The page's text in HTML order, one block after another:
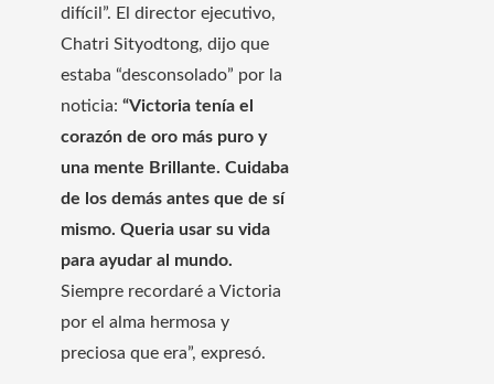
difícil”. El director ejecutivo,
Chatri Sityodtong, dijo que
estaba “desconsolado” por la
noticia: “Victoria tenía el
corazón de oro más puro y
una mente Brillante. Cuidaba
de los demás antes que de sí
mismo. Queria usar su vida
para ayudar al mundo.
Siempre recordaré a Victoria
por el alma hermosa y
preciosa que era”, expresó.